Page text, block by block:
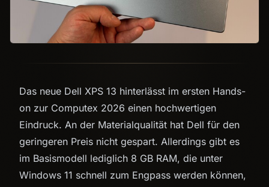
Das neue Dell XPS 13 hinterlässt im ersten Hands-
on zur Computex 2026 einen hochwertigen
Eindruck. An der Materialqualität hat Dell für den
geringeren Preis nicht gespart. Allerdings gibt es
im Basismodell lediglich 8 GB RAM, die unter
Windows 11 schnell zum Engpass werden können,